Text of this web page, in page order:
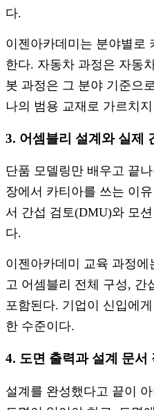
다.
이젠아카데미는 분야별로
한다. 자동차 과정은 자동
봇 과정은 그 분야 기준으
나의 범용 교재로 가르치
3. 어셈블리 설계와 실제
단품 모델링만 배우고 끝
장에서 카티아를 쓰는 이
서 간섭 검토(DMU)와 모
다.
이젠아카데미 교육 과정
고 어셈블리 전체 구성, 간
포함된다. 기업이 신입에
한 수준이다.
4. 도면 출력과 설계 문서
설계를 완성했다고 끝이